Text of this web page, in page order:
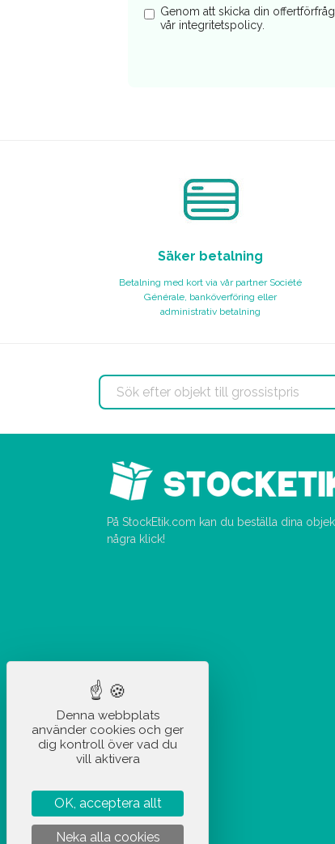
Genom att skicka din
vår integritetspolicy.
Säker betalning
Betalning med kort via vår partner Société
Générale, banköverföring eller
administrativ betalning
På StockEtik.com kan du beställa dina
några klick!
Denna webbplats
använder cookies och ger
dig kontroll över vad du
vill aktivera
OK, acceptera allt
Neka alla cookies